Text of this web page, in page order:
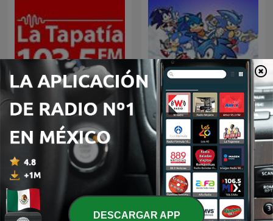
La Tapatía 103.5 FM Sonic Sez
DESCARGAR APP